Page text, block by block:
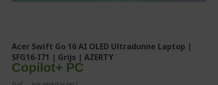
Acer Swift Go 16 AI OLED Ultradunne Laptop |
SFG16-I71 | Grijs | AZERTY
Copilot+ PC